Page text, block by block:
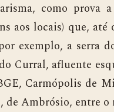
como prova
aos locais) que, até
exemplo, a serra
Curral, afluente
Carmópolis de
de Ambrósio, entre